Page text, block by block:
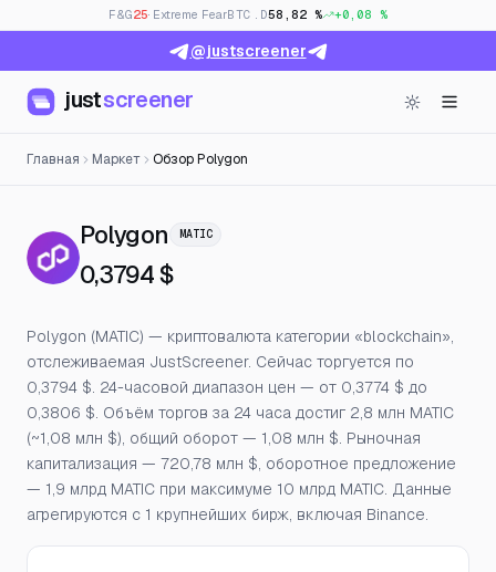
F&G25· Extreme FearBTC.D58,82 % +0,08 %
@justscreener
justscreener
Главная Маркет Обзор Polygon
Polygon — Цена, открытый
MATIC
0,3794 $
Polygon (MATIC) — криптовалюта категории «blockchain»,
отслеживаемая JustScreener. Сейчас торгуется по
0,3794 $. 24-часовой диапазон цен — от 0,3774 $ до
0,3806 $. Объём торгов за 24 часа достиг 2,8 млн MATIC
(~1,08 млн $), общий оборот — 1,08 млн $. Рыночная
капитализация — 720,78 млн $, оборотное предложение
— 1,9 млрд MATIC при максимуме 10 млрд MATIC. Данные
агрегируются с 1 крупнейших бирж, включая Binance.